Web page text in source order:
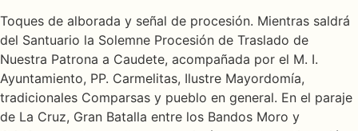
Toques de alborada y señal de procesión. Mientras saldrá
del Santuario la Solemne Procesión de Traslado de
Nuestra Patrona a Caudete, acompañada por el M. I.
Ayuntamiento, PP. Carmelitas, Ilustre Mayordomía,
tradicionales Comparsas y pueblo en general. En el paraje
de La Cruz, Gran Batalla entre los Bandos Moro y